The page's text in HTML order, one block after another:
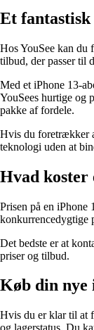
Et fantastisk
Hos YouSee kan du
tilbud, der passer til
Med et iPhone 13-
YouSees hurtige og
pakke af fordele.
Hvis du foretrækker
teknologi uden at
Hvad koster
Prisen på en iPhone
konkurrencedygtige
Det bedste er at
priser og tilbud.
Køb din nye
Hvis du er klar til at